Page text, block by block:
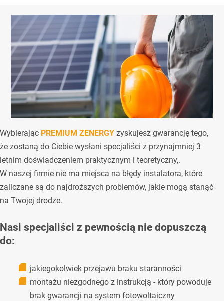
Wybierając PREMIUM ZENERGY zyskujesz gwarancję tego,
że zostaną do Ciebie wysłani specjaliści z przynajmniej 3
letnim doświadczeniem praktycznym i teoretyczny,.
W naszej firmie nie ma miejsca na błędy instalatora, które
zaliczane są do najdroższych problemów, jakie mogą stanąć
na Twojej drodze.
Nasi specjaliści z pewnością nie dopuszczą
do:
jakiegokolwiek przejawu braku staranności
montażu niezgodnego z instrukcją - który powoduje
brak gwarancji na system fotowoltaiczny